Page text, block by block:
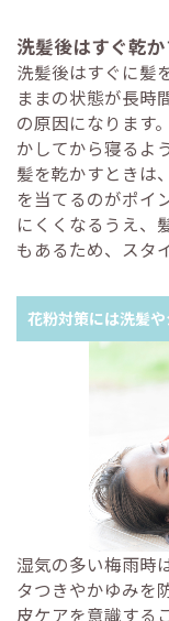
洗髪後はすぐ乾
洗髪後はすぐに髪
ままの状態が長時
の原因になります
かしてから寝るよ
髪を乾かすときは
を当てるのがポイ
にくくなるうえ、
もあるため、スタ
花粉対策には洗髪
湿気の多い梅雨時
タつきやかゆみを
皮ケアを意識する